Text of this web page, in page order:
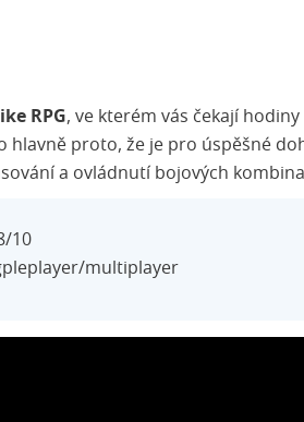
RPG, ve kterém vás čekají
hlavně proto, že je pro úspěšné
a ovládnutí bojových
10
multiplayer